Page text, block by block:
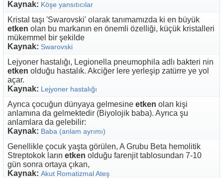
Kaynak: Köşe yansıtıcılar
Kristal taşı 'Swarovski' olarak tanımamızda ki en büyük
etken olan bu markanın en önemli özelliği, küçük kristalleri
mükemmel bir şekilde
Kaynak: Swarovski
Lejyoner hastalığı, Legionella pneumophila adlı bakteri nin
etken olduğu hastalık. Akciğer lere yerleşip zatürre ye yol
açar.
Kaynak: Lejyoner hastalığı
Ayrıca çocuğun dünyaya gelmesine etken olan kişi
anlamına da gelmektedir (Biyolojik baba). Ayrıca şu
anlamlara da gelebilir:
Kaynak: Baba (anlam ayrımı)
Genellikle çocuk yaşta görülen, A Grubu Beta hemolitik
Streptokok ların etken olduğu farenjit tablosundan 7-10
gün sonra ortaya çıkan,
Kaynak: Akut Romatizmal Ateş